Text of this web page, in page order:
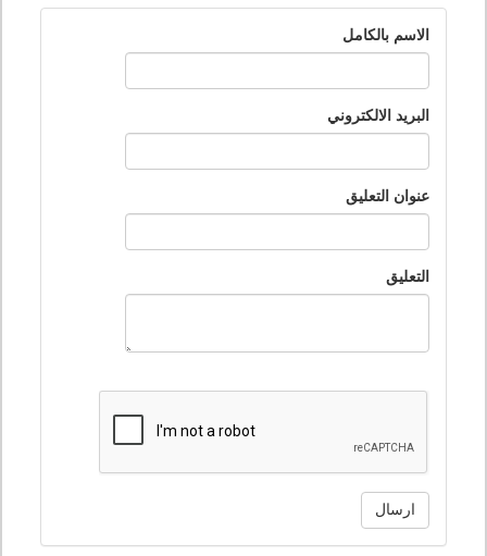
الاسم بالكامل
البريد الالكتروني
عنوان التعليق
التعليق
ارسال